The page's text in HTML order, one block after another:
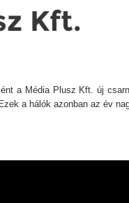
Kft.
a Média Plusz Kft. új
a hálók azonban az év